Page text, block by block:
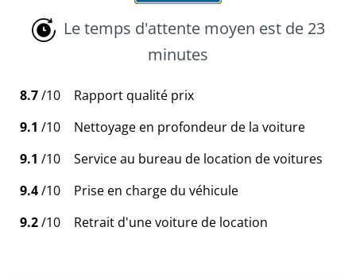
Le temps d'attente moyen est de 23
minutes
8.7/10
Rapport qualité prix
9.1 /10
Nettoyage en profondeur de la voiture
9.1 /10
Service au bureau de location de voitures
9.4/10
Prise en charge du véhicule
9.2/10 Retrait d'une voiture de location